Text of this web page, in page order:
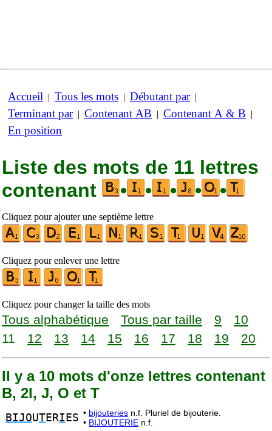
Accueil | Tous les mots | Débutant par|
Terminant par| Contenant AB | Contenant A & B |
En position
Liste des mots de 11 lettres
contenant
• • • • •
Cliquez pour ajouter une septième lettre
Cliquez pour enlever une lettre
Cliquez pour changer la taille des mots
Tous alphabétique Tous par taille 9
10
11
12 13 14 15 16 17 18 19 20
Il y a 10 mots d'onze lettres contenant
B, 2I, J, O et T
BIJOUTERI ES • bijouteries n.f. Pluriel de bijouterie.
• BIJOUTERIE n.f.